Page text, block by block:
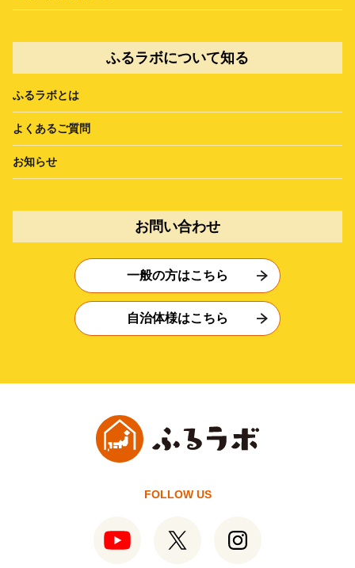
ふるラボについて知る
ふるラボとは
よくあるご質問
お知らせ
お問い合わせ
一般の方はこちら
自治体様はこちら
FOLLOW US